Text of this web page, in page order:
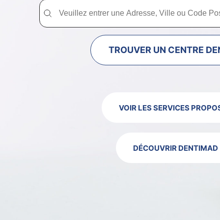
Trouver un centre dentaire Dentimad près
Trouver un centre dentaire Dentimad près de chez vous
TROUVER UN CENTRE
VOIR LES SERVICES
DÉCOUVRIR DENTIMAD